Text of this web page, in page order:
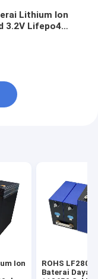
Lithium Ion
3.2V Lifepo4
Ion
ROHS LF280k
Baterai Daya